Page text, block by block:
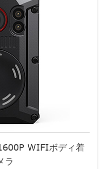
WIFIボディ着
ラ